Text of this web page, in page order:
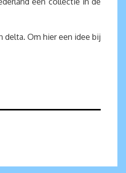
Om hier een idee bij